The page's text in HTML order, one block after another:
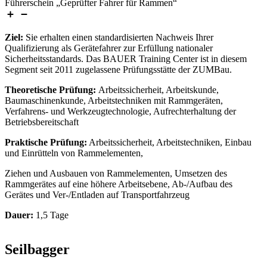
Führerschein „Geprüfter Fahrer für Rammen“
Ziel: Sie erhalten einen standardisierten Nachweis Ihrer
Qualifizierung als Gerätefahrer zur Erfüllung nationaler
Sicherheitsstandards. Das BAUER Training Center ist in diesem
Segment seit 2011 zugelassene Prüfungsstätte der ZUMBau.
Theoretische Prüfung: Arbeitssicherheit, Arbeitskunde,
Baumaschinenkunde, Arbeitstechniken mit Rammgeräten,
Verfahrens- und Werkzeugtechnologie, Aufrechterhaltung der
Betriebsbereitschaft
Praktische Prüfung: Arbeitssicherheit, Arbeitstechniken, Einbau
und Einrütteln von Rammelementen,
Ziehen und Ausbauen von Rammelementen, Umsetzen des
Rammgerätes auf eine höhere Arbeitsebene, Ab-/Aufbau des
Gerätes und Ver-/Entladen auf Transportfahrzeug
Dauer: 1,5 Tage
Seilbagger